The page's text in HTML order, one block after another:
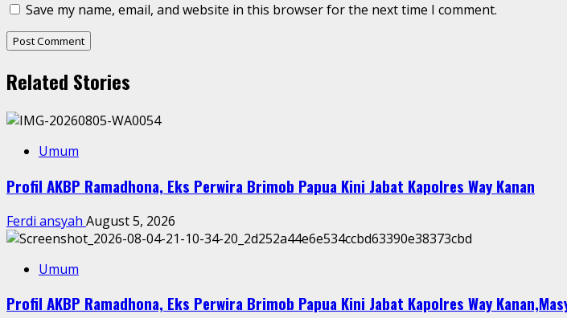
Save my name, email, and website in this browser for the next time I comment.
Related Stories
Umum
Profil AKBP Ramadhona, Eks Perwira Brimob Papua Kini Jabat Kapolres Way Kanan
Ferdi ansyah August 5, 2026
Umum
Profil AKBP Ramadhona, Eks Perwira Brimob Papua Kini Jabat Kapolres Way